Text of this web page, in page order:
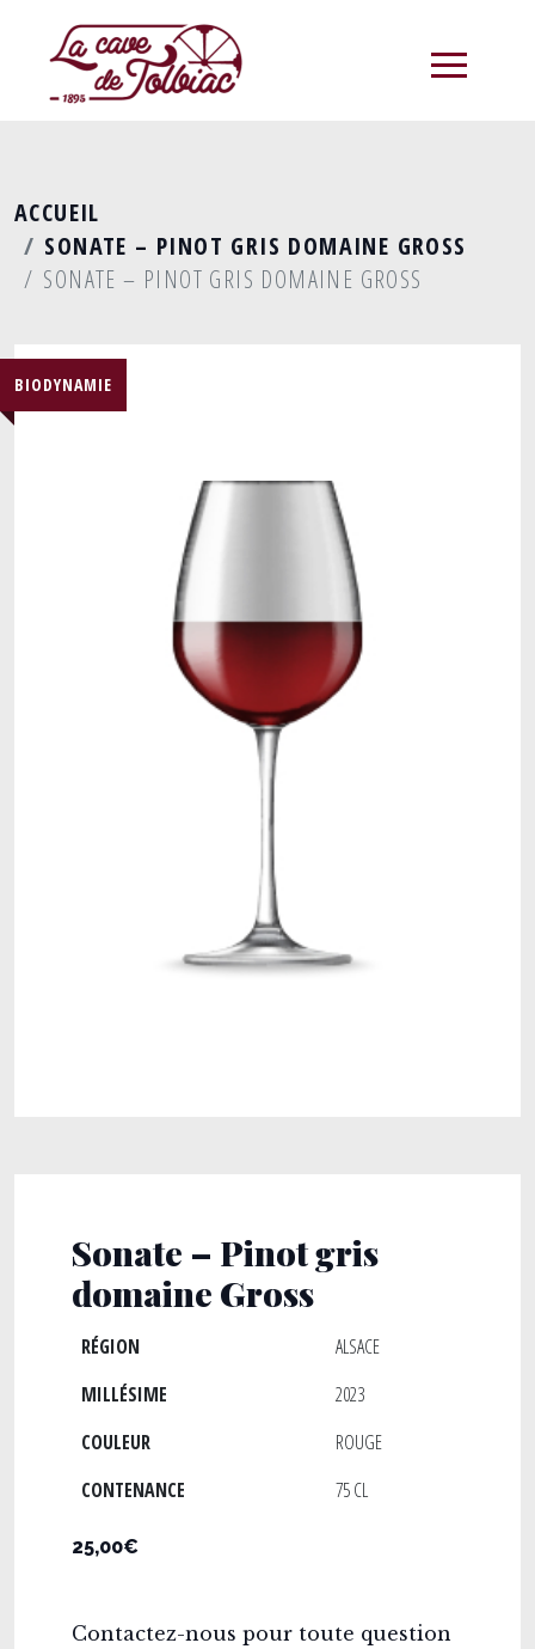
ACCUEIL
SONATE – PINOT GRIS DOMAINE GROSS
SONATE – PINOT GRIS DOMAINE GROSS
BIODYNAMIE
Sonate – Pinot gris
domaine Gross
RÉGION
ALSACE
MILLÉSIME
2023
COULEUR
ROUGE
CONTENANCE
75 CL
25,00€
Contactez-nous pour toute question